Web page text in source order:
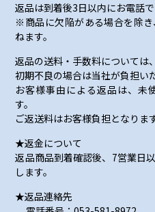
返品は到着後3日以内にお電話
※商品に欠陥がある場合を除
ねます。
返品の送料・手数料については、
初期不良の場合は当社が負担い
お客様事由による返品は、未
す。
ご返送料はお客様負担となります
★返金について
返品商品到着確認後、7営業日
します。
★返品連絡先